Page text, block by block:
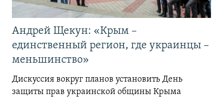
Андрей Щекун: «Крым –
единственный регион, где украинцы –
меньшинство»
Дискуссия вокруг планов установить День
защиты прав украинской общины Крыма